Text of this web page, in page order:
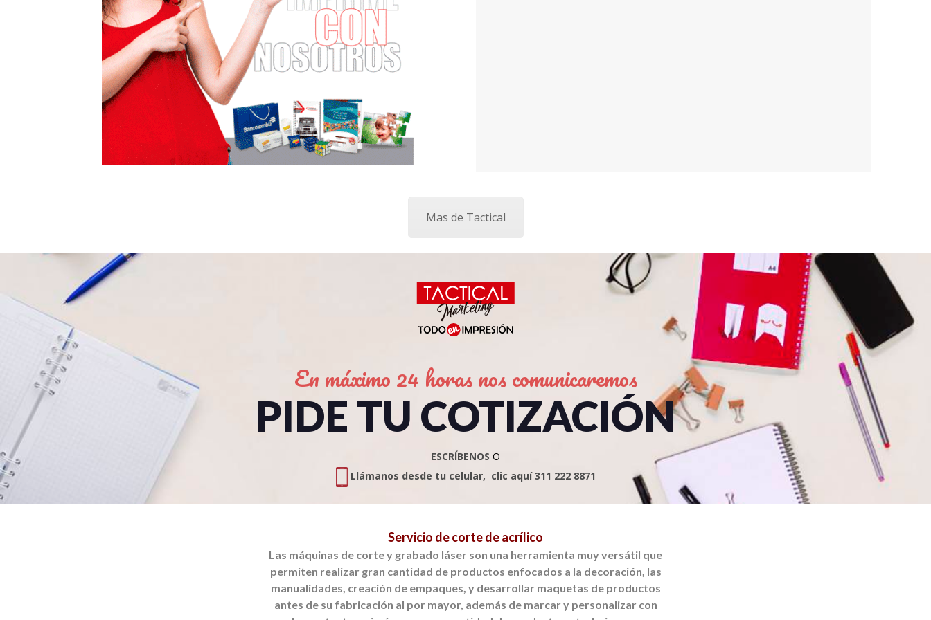
Mas de Tactical
En máximo 24 horas nos comunicaremos
PIDE TU COTIZACIÓN
ESCRÍBENOS O
Llámanos desde tu celular, clic aquí 311 222 8871
Servicio de corte de acrílico
Las máquinas de corte y grabado láser son una herramienta muy versátil que
permiten realizar gran cantidad de productos enfocados a la decoración, las
manualidades, creación de empaques, y desarrollar maquetas de productos
antes de su fabricación al por mayor, además de marcar y personalizar con